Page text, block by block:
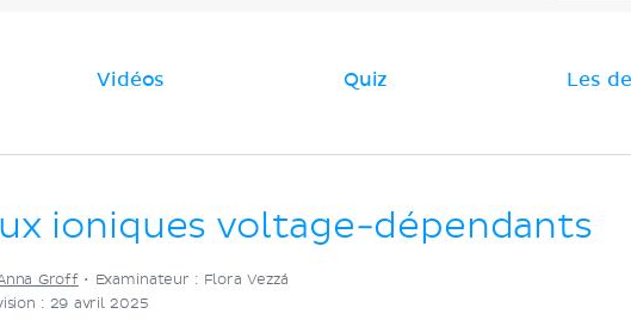
Vidéos Quiz Les
ioniques voltage-dépendants
Groff • Examinateur : Flora Vezzá
: 29 avril 2025